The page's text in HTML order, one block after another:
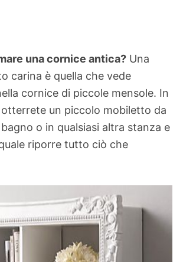
una cornice antica? Una
carina è quella che vede
cornice di piccole mensole. In
un piccolo mobiletto da
o in qualsiasi altra stanza e
riporre tutto ciò che